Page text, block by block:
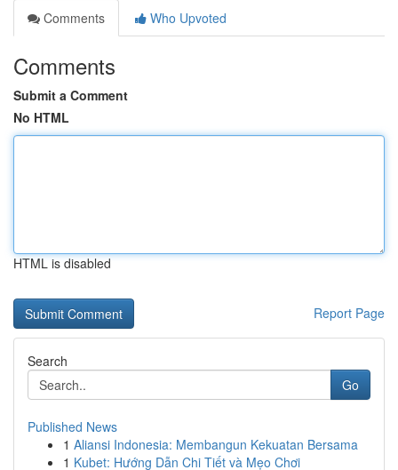
Comments
Who Upvoted
Comments
Submit a Comment
No HTML
HTML is disabled
Report Page
Search
Go
Published News
1 Aliansi Indonesia: Membangun Kekuatan Bersama
1 Kubet: Hướng Dẫn Chi Tiết và Mẹo Chơi